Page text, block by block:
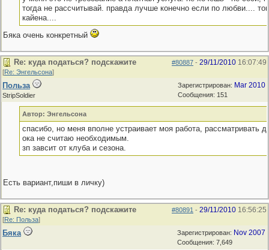
тогда не рассчитывай. правда лучше конечно если по любви....
кайена....
Бяка очень конкретный
#80887 - 29/11/2010 16:07:49
Re: куда податься? подскажите
[Re: Энгельсона]
Зарегистрирован: Mar 2010
Сообщения: 151
Польза
StripSoldier
Автор: Энгельсона
спасибо, но меня вполне устраивает моя работа, рассматривать
ока не считаю необходимым.
зп завсит от клуба и сезона.
Есть вариант,пиши в личку)
#80891 - 29/11/2010 16:56:25
Re: куда податься? подскажите
[Re: Польза]
Зарегистрирован: Nov 2007
Сообщения: 7,649
Бяка